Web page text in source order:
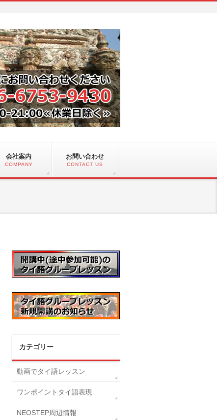
会社案内
COMPANY
お問い合わせ
CONTACT US
カテゴリー
動画でタイ語レッスン
ワンポイントタイ語表現
NEOSTEP周辺情報